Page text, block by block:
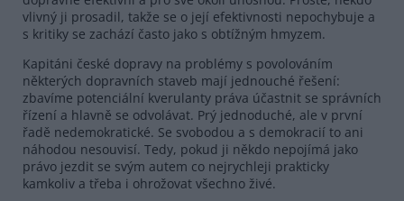
vlivný ji prosadil, takže se o její efektivnosti nepochybuje a
s kritiky se zachází často jako s obtížným hmyzem.
Kapitáni české dopravy na problémy s povolováním
některých dopravních staveb mají jednouché řešení:
zbavíme potenciální kverulanty práva účastnit se správních
řízení a hlavně se odvolávat. Prý jednoduché, ale v první
řadě nedemokratické. Se svobodou a s demokracií to ani
náhodou nesouvisí. Tedy, pokud ji někdo nepojímá jako
právo jezdit se svým autem co nejrychleji prakticky
kamkoliv a třeba i ohrožovat všechno živé.